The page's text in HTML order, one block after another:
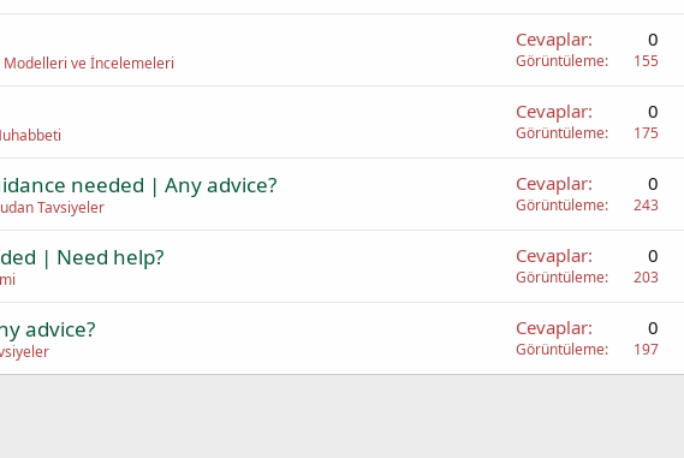
ve İncelemeleri
Cevaplar 0
Görüntüleme 155
Cevaplar 0
Görüntüleme 175
needed | Any advice?
Tavsiyeler
Cevaplar 0
Görüntüleme 243
| Need help? Cevaplar 0
Görüntüleme 203
advice? Cevaplar 0
Görüntüleme 197